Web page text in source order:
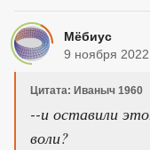
Мёбиус
9 ноября
Цитата: Иваныч 1960
--и оставили
воли?